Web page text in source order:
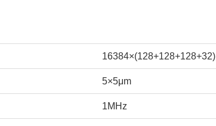
16384×(128+128+128+32)
5×5μm
1MHz